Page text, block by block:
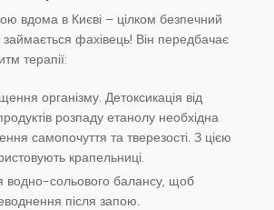
вдома в Києві – цілком безпечний
фахівець! Він передбачає
терапії:
організму. Детоксикація від
розпаду етанолу необхідна
самопочуття та тверезості. З цією
крапельниці.
водно-сольового балансу, щоб
після запою.